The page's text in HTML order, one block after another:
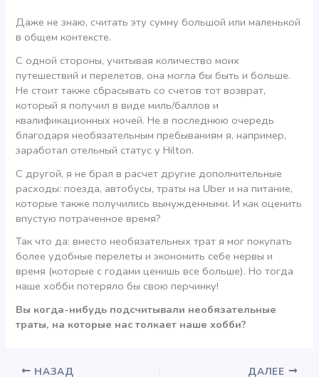
Даже не знаю, считать эту сумму большой или маленькой
в общем контексте.
С одной стороны, учитывая количество моих
путешествий и перелетов, она могла бы быть и больше.
Не стоит также сбрасывать со счетов тот возврат,
который я получил в виде миль/баллов и
квалификационных ночей. Не в последнюю очередь
благодаря необязательным пребываниям я, например,
заработал отельный статус у Hilton.
С другой, я не брал в расчет другие дополнительные
расходы: поезда, автобусы, траты на Uber и на питание,
которые также получились вынужденными. И как оценить
впустую потраченное время?
Так что да: вместо необязательных трат я мог покупать
более удобные перелеты и экономить себе нервы и
время (которые с годами ценишь все больше). Но тогда
наше хобби потеряло бы свою перчинку!
Вы когда-нибудь подсчитывали необязательные
траты, на которые нас толкает наше хобби?
НАЗАД ДАЛЕЕ